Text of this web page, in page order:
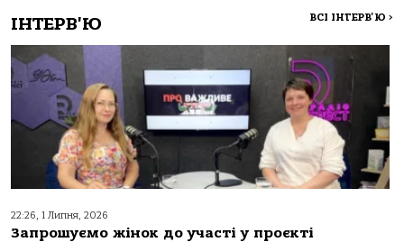
ІНТЕРВ'Ю ВСІ ІНТЕРВ'Ю >
22:26, 1 Липня, 2026
Запрошуємо жінок до участі у проєкті